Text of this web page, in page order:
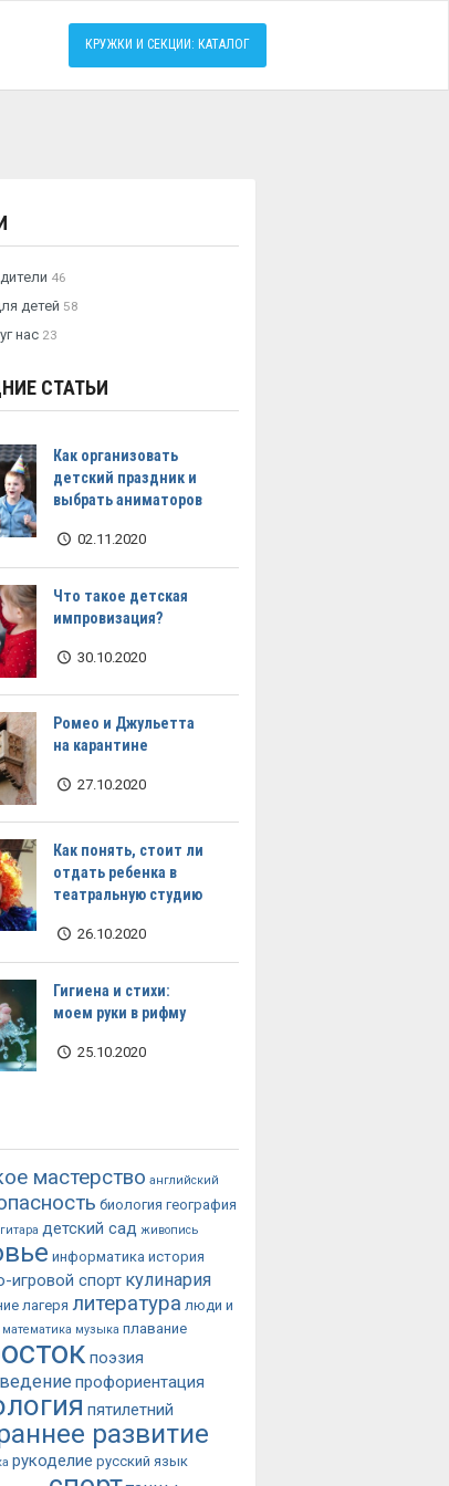
КРУЖКИ И СЕКЦИИ: КАТАЛОГ
46
детей 58
нас 23
СТАТЬИ
Как организовать
детский праздник и
выбрать аниматоров
02.11.2020
Что такое детская
импровизация?
30.10.2020
Ромео и Джульетта
на карантине
27.10.2020
Как понять, стоит ли
отдать ребенка в
театральную студию
26.10.2020
Гигиена и стихи:
моем руки в рифму
25.10.2020
мастерство английский
биология география
гитара детский сад живопись
информатика история
игровой спорт кулинария
лагеря литература люди и
математика музыка плавание
поэзия
профориентация
пятилетний
развитие
рукоделие русский язык